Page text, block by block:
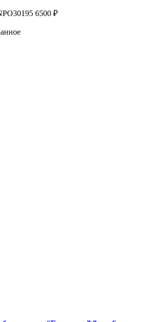
6500 ₽